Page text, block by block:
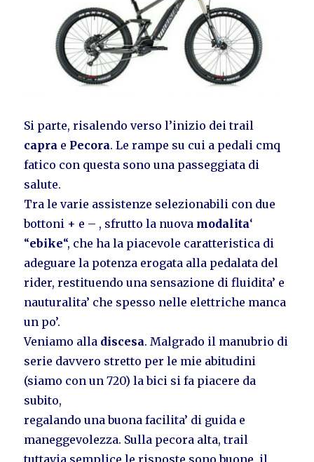
Si parte, risalendo verso l’inizio dei trail
capra e Pecora. Le rampe su cui a pedali cmq
fatico con questa sono una passeggiata di
salute.
Tra le varie assistenze selezionabili con due
bottoni + e – , sfrutto la nuova modalita‘
“ebike“, che ha la piacevole caratteristica di
adeguare la potenza erogata alla pedalata del
rider, restituendo una sensazione di fluidita’ e
nauturalita’ che spesso nelle elettriche manca
un po’.
Veniamo alla discesa. Malgrado il manubrio di
serie davvero stretto per le mie abitudini
(siamo con un 720) la bici si fa piacere da
subito,
regalando una buona facilita’ di guida e
maneggevolezza. Sulla pecora alta, trail
tuttavia semplice le risposte sono buone, il